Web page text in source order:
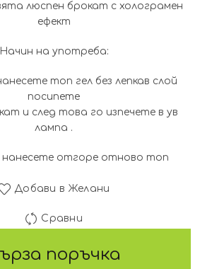
люспен брокат с холограмен
ефект
Начин на употреба:
топ гел без лепкав слой
посипете
и след това го изпечете в ув
лампа .
отгоре отново топ
Добави в Желани
Сравни
поръчка